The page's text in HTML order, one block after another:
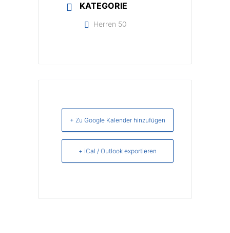
KATEGORIE
Herren 50
+ Zu Google Kalender hinzufügen
+ iCal / Outlook exportieren